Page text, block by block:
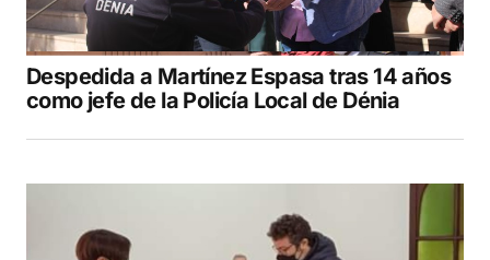
Despedida a Martínez Espasa tras 14 años
como jefe de la Policía Local de Dénia